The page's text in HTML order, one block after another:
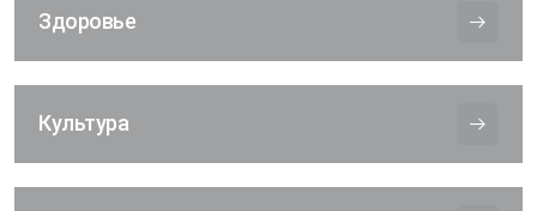
Здоровье
Культура